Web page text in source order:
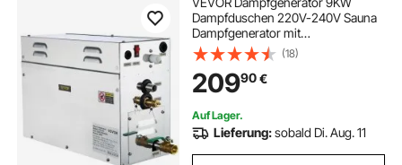
Dampfduschen 220V-240V Sauna
Dampfgenerator mit
programmierbarer Steuerung für zu
Hause SPA Badezimmer
Hoteldusche Dampf (Controller
enthält keine Batterie)
(18)
20990€
Auf Lager.
Lieferung:sobald Di. Aug. 11